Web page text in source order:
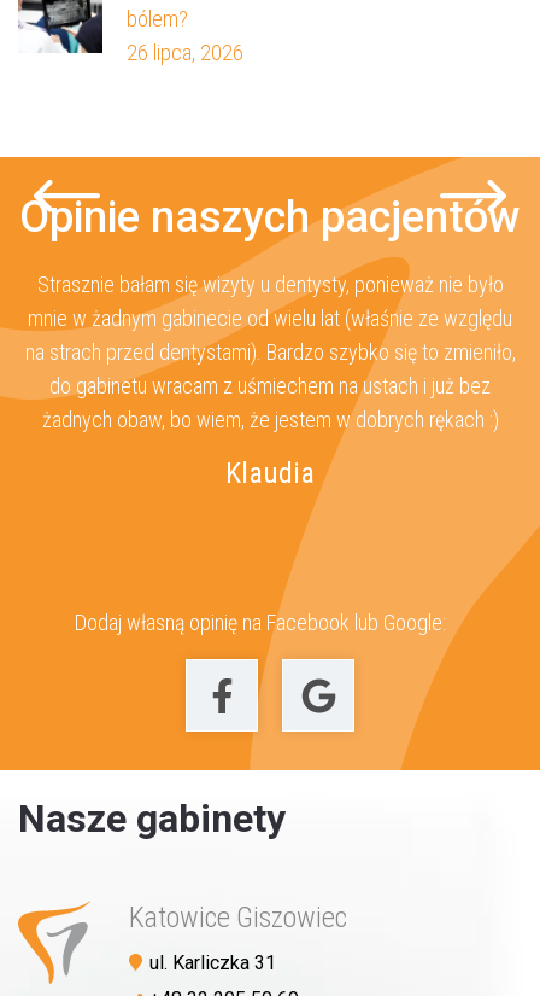
bólem?
26 lipca, 2026
Opinie naszych pacjentów
Strasznie bałam się wizyty u dentysty, ponieważ nie było
mnie w żadnym gabinecie od wielu lat (właśnie ze względu
na strach przed dentystami). Bardzo szybko się to zmieniło,
do gabinetu wracam z uśmiechem na ustach i już bez
żadnych obaw, bo wiem, że jestem w dobrych rękach :)
Klaudia
Dodaj własną opinię na Facebook lub Google:
Nasze gabinety
Katowice Giszowiec
ul. Karliczka 31